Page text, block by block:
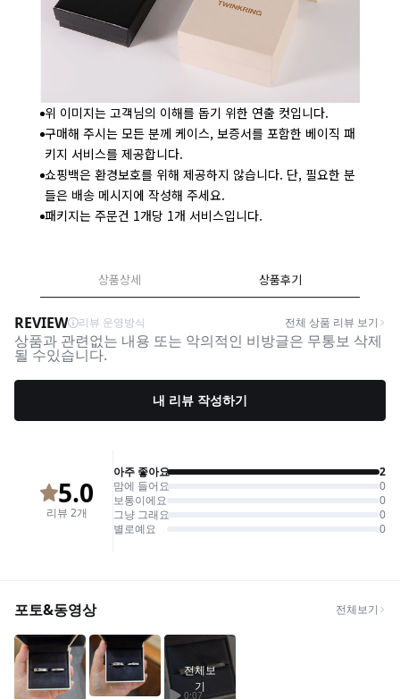
위 이미지는 고객님의 이해를 돕기 위한 연출 컷입니다.
구매해 주시는 모든 분께 케이스, 보증서를 포함한 베이직 패
키지 서비스를 제공합니다.
쇼핑백은 환경보호를 위해 제공하지 않습니다. 단, 필요한 분
들은 배송 메시지에 작성해 주세요.
패키지는 주문건 1개당 1개 서비스입니다.
상품상세 상품후기